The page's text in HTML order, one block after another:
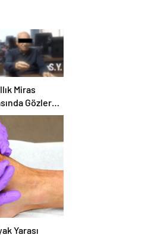
Miras
Gözler
Ayındaki
Duruşmasına
Yarası